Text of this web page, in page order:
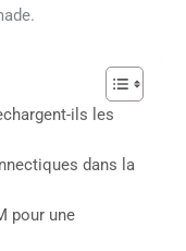
ils les
dans la
pour une